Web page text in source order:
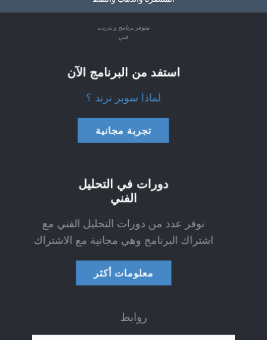
متوفر برنامج و تدريب
فني
استفد من البرنامج الآن
لماذا سوبر ترند ؟
تجربة مجانية
دورات في التحليل
الفني
نوفر عدد من دورات التحليل الفني مع
اشتراك البرنامج وهي مجانية مع الاشتراك
معلومات أكثر
روابط